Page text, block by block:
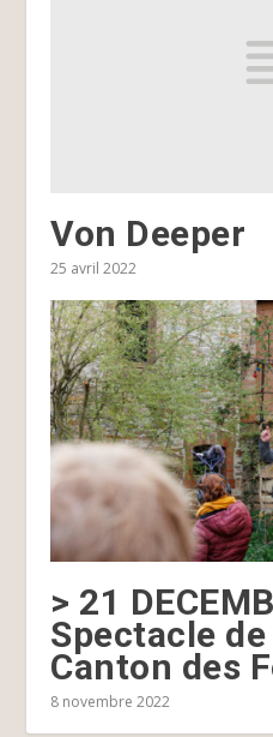
Von Deeper
25 avril 2022
> 21
Spectacle
Canton des
8 novembre 2022